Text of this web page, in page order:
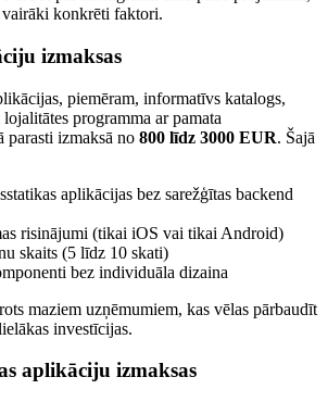
vairāki konkrēti faktori.
izmaksas
piemēram, informatīvs katalogs,
programma ar pamata
izmaksā no 800 līdz 3000 EUR. Šajā
aplikācijas bez sarežģītas backend
risinājumi (tikai iOS vai tikai Android)
skaits (5 līdz 10 skati)
bez individuāla dizaina
maziem uzņēmumiem, kas vēlas pārbaudīt
investīcijas.
aplikāciju izmaksas